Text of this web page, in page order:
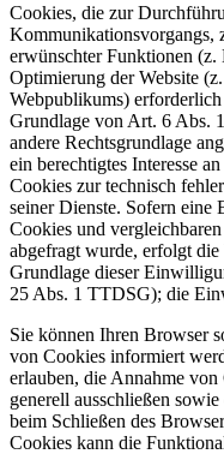
Cookies, die zur
Kommunikationsvorgangs,
erwünschter Funktionen
Optimierung der Website
Webpublikums)
Grundlage von Art. 6 Abs.
andere Rechtsgrundlage
ein berechtigtes Interesse
Cookies zur technisch
seiner Dienste. Sofern
Cookies und
abgefragt wurde, erfolgt
Grundlage dieser
25 Abs. 1 TTDSG); die
Sie können Ihren Browser
von Cookies informiert
erlauben, die Annahme
generell ausschließen
beim Schließen des
Cookies kann die